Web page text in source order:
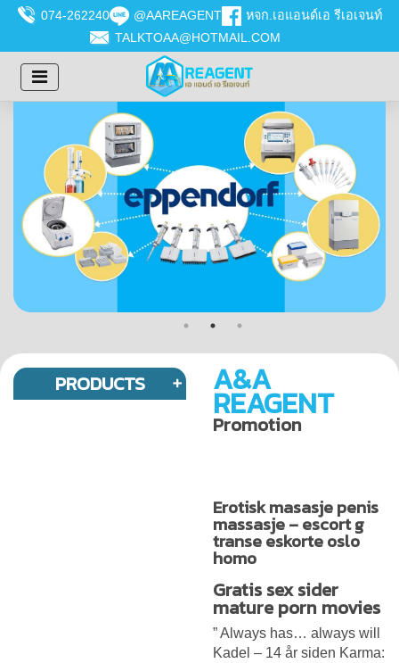
074-262240 @AAREAGENT
หจก.เอแอนด์เอ รีเอเจนท์
TALKTOAA@HOTMAIL.COM
PRODUCTS A&A
REAGENT
Promotion
Erotisk masasje penis
massasje – escort g
transe eskorte oslo
homo
Gratis sex sider
mature porn movies
” Always has… always will
Kadel – 14 år siden Karma: